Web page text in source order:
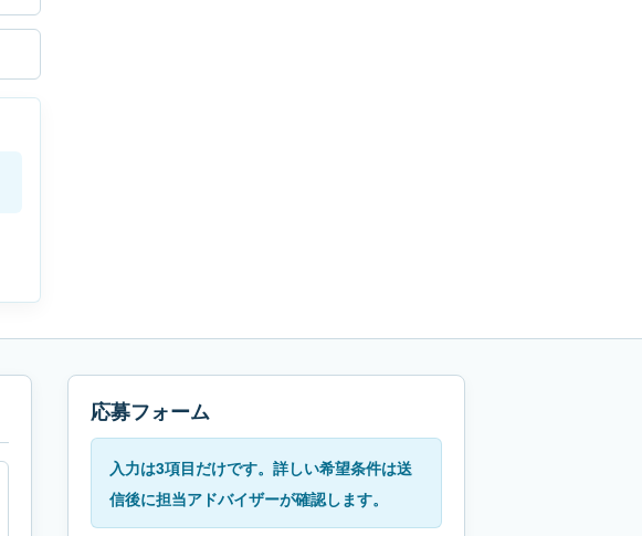
応募フォーム
入力は3項目だけです。詳しい希望条件は送
信後に担当アドバイザーが確認します。